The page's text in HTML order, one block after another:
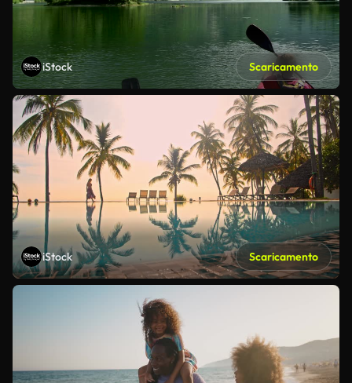
iStock Scaricamento
iStock Scaricamento